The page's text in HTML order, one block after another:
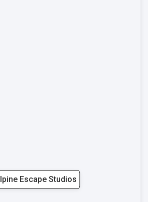
Escape Studios